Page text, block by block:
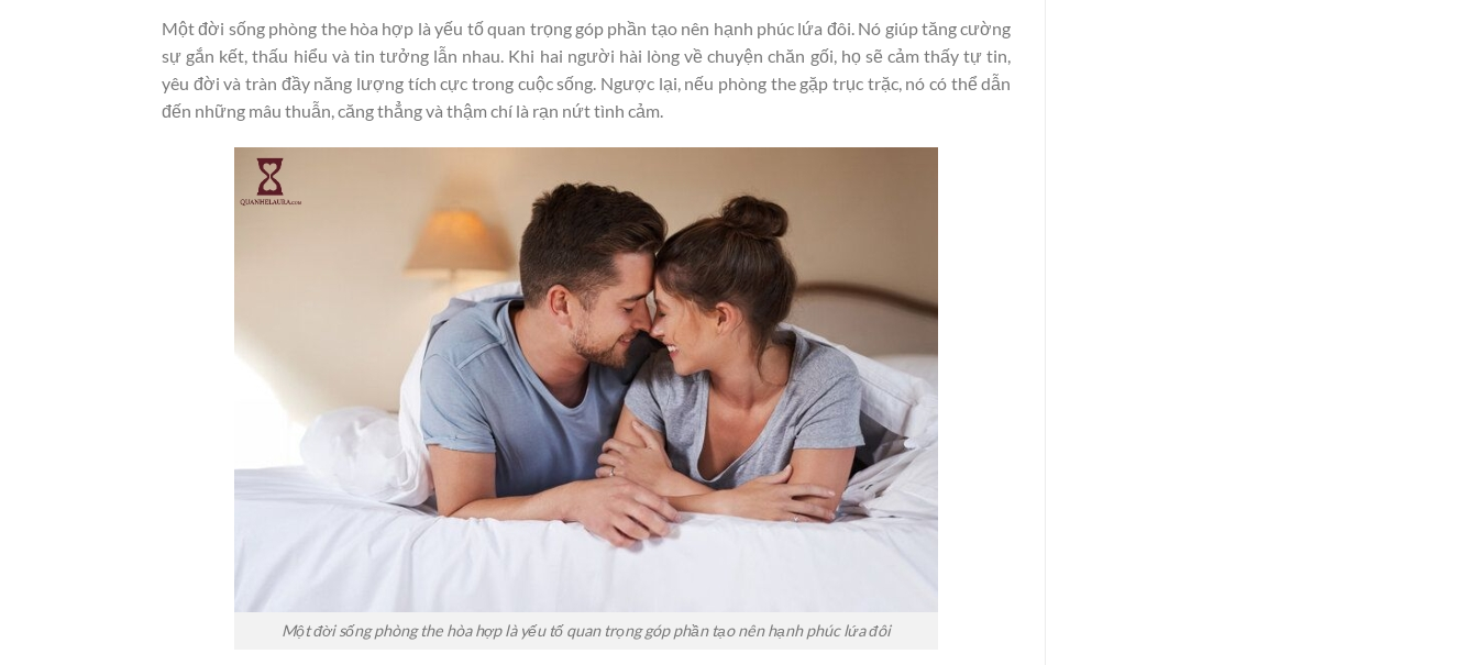
Một đời sống phòng the hòa hợp là yếu tố quan trọng góp phần tạo nên hạnh phúc lứa đôi. Nó giúp tăng cường
sự gắn kết, thấu hiểu và tin tưởng lẫn nhau. Khi hai người hài lòng về chuyện chăn gối, họ sẽ cảm thấy tự tin,
yêu đời và tràn đầy năng lượng tích cực trong cuộc sống. Ngược lại, nếu phòng the gặp trục trặc, nó có thể dẫn
đến những mâu thuẫn, căng thẳng và thậm chí là rạn nứt tình cảm.
Một đời sống phòng the hòa hợp là yếu tố quan trọng góp phần tạo nên hạnh phúc lứa đôi